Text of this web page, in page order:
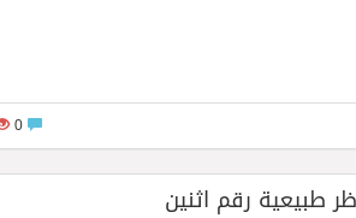
0
طبيعية رقم اثنين